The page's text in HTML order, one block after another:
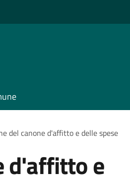
del canone d'affitto e delle spese
d'affitto e